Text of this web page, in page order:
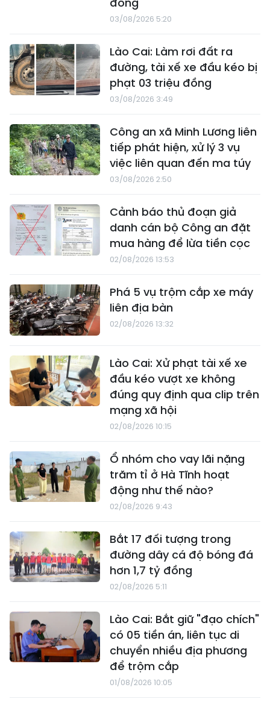
03/08/2026 5:20
Lào Cai: Làm rơi đất ra
đường, tài xế xe đầu kéo bị
phạt 03 triệu đồng
03/08/2026 3:49
Công an xã Minh Lương liên
tiếp phát hiện, xử lý 3 vụ
việc liên quan đến ma túy
03/08/2026 2:50
Cảnh báo thủ đoạn giả
danh cán bộ Công an đặt
mua hàng để lừa tiền cọc
02/08/2026 13:53
Phá 5 vụ trộm cắp xe máy
liên địa bàn
02/08/2026 13:32
Lào Cai: Xử phạt tài xế xe
đầu kéo vượt xe không
đúng quy định qua clip trên
mạng xã hội
02/08/2026 10:15
Ổ nhóm cho vay lãi nặng
trăm tỉ ở Hà Tĩnh hoạt
động như thế nào?
02/08/2026 9:43
Bắt 17 đối tượng trong
đường dây cá độ bóng đá
hơn 1,7 tỷ đồng
02/08/2026 5:11
Lào Cai: Bắt giữ "đạo chích"
có 05 tiền án, liên tục di
chuyển nhiều địa phương
để trộm cắp
01/08/2026 10:05